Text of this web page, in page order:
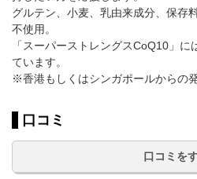
グルテン、小麦、乳由来成分、保存
不使用。
「スーパーストレングスCoQ10」
ています。
※香港もしくはシンガポールからの
口コミ
口コミを